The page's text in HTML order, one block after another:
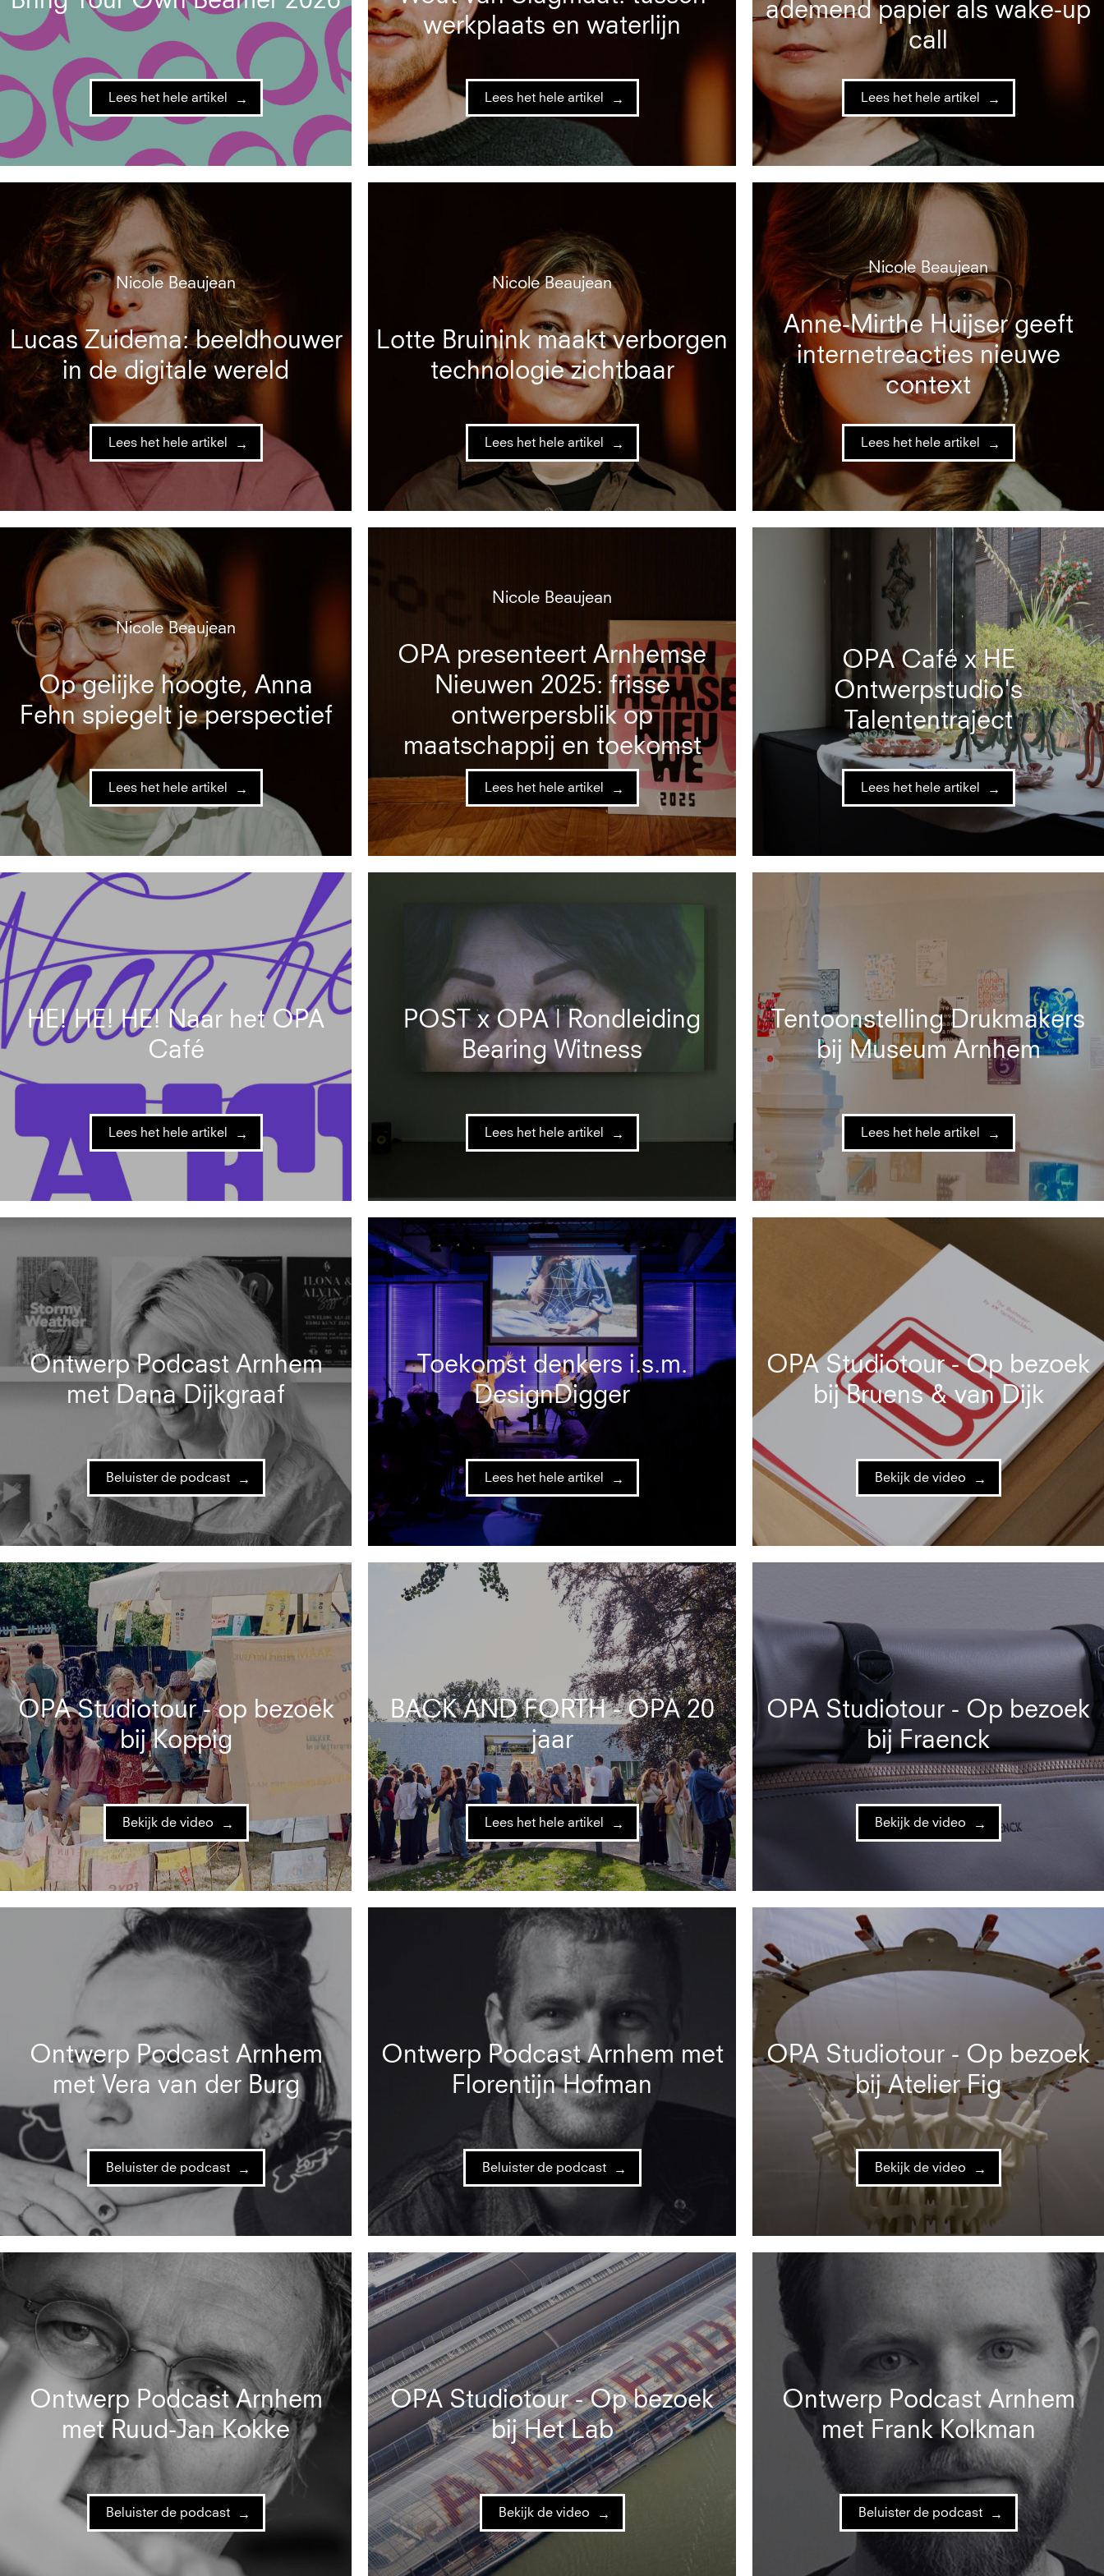
Lees het hele artikel
werkplaats en waterlijn
Lees het hele artikel
ademend papier als wake-up
call
Lees het hele artikel
Nicole Beaujean
Lucas Zuidema: beeldhouwer
in de digitale wereld
Lees het hele artikel
Nicole Beaujean
Lotte Bruinink maakt verborgen
technologie zichtbaar
Lees het hele artikel
Nicole Beaujean
Anne-Mirthe Huijser geeft
internetreacties nieuwe
context
Lees het hele artikel
Nicole Beaujean
Op gelijke hoogte, Anna
Fehn spiegelt je perspectief
Lees het hele artikel
Nicole Beaujean
OPA presenteert Arnhemse
Nieuwen 2025: frisse
ontwerpersblik op
maatschappij en toekomst
Lees het hele artikel
OPA Café x HE
Ontwerpstudio's
Talententraject
Lees het hele artikel
HE! HE! HE! Naar het OPA
Café
Lees het hele artikel
POST x OPA | Rondleiding
Bearing Witness
Lees het hele artikel
Tentoonstelling Drukmakers
bij Museum Arnhem
Lees het hele artikel
Ontwerp Podcast Arnhem
met Dana Dijkgraaf
Beluister de podcast
Toekomst denkers i.s.m.
DesignDigger
Lees het hele artikel
OPA Studiotour - Op bezoek
bij Bruens & van Dijk
Bekijk de video
OPA Studiotour - op bezoek
bij Koppig
Bekijk de video
BACK AND FORTH - OPA 20
jaar
Lees het hele artikel
OPA Studiotour - Op bezoek
bij Fraenck
Bekijk de video
Ontwerp Podcast Arnhem
met Vera van der Burg
Beluister de podcast
Ontwerp Podcast Arnhem met
Florentijn Hofman
Beluister de podcast
OPA Studiotour - Op bezoek
bij Atelier Fig
Bekijk de video
Ontwerp Podcast Arnhem
met Ruud-Jan Kokke
Beluister de podcast
OPA Studiotour - Op bezoek
bij Het Lab
Bekijk de video
Ontwerp Podcast Arnhem
met Frank Kolkman
Beluister de podcast